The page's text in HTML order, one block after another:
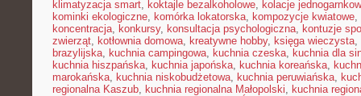
klimatyzacja smart, koktajle bezalkoholowe, kolacje
kominki ekologiczne, komórka lokatorska, kompozycje kwiatowe,
koncentracja, konkursy, konsultacja psychologiczna, kontuzje
zwierząt, kotłownia domowa, kreatywne hobby, księga wieczysta,
brazylijska, kuchnia campingowa, kuchnia czeska, kuchnia dla
kuchnia hiszpańska, kuchnia japońska, kuchnia koreańska,
marokańska, kuchnia niskobudżetowa, kuchnia peruwiańska,
regionalna Kaszub, kuchnia regionalna Małopolski, kuchnia